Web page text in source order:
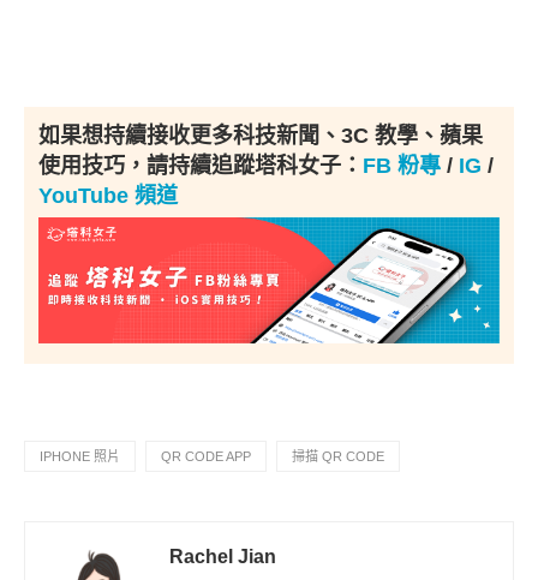
如果想持續接收更多科技新聞、3C 教學、蘋果
使用技巧，請持續追蹤塔科女子： FB 粉專 / IG /
YouTube 頻道
IPHONE 照片 QR CODE APP 掃描 QR CODE
Rachel Jian